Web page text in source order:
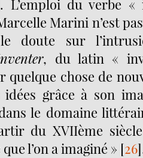
. L’emploi du verbe
Marini n’est
doute sur
, du latin «
quelque chose de
grâce à son
le domaine
du XVIIème
l’on a imaginé » [26]